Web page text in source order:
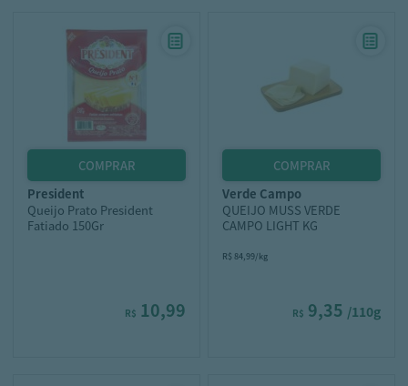
president
Queijo Prato President
Fatiado 150Gr
R$ 10,99
verde campo
QUEIJO MUSS VERDE
CAMPO LIGHT KG
R$ 84,99/kg
R$ 9,35 /110g